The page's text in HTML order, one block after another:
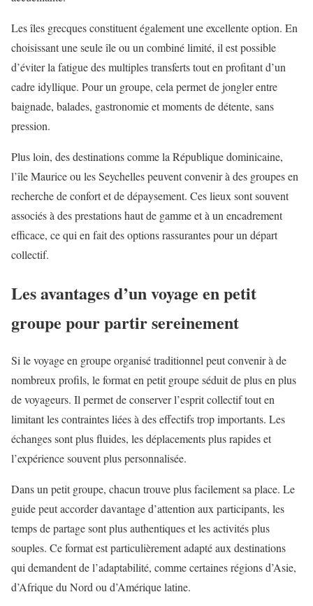
Les îles grecques constituent également une excellente option. En
choisissant une seule île ou un combiné limité, il est possible
d’éviter la fatigue des multiples transferts tout en profitant d’un
cadre idyllique. Pour un groupe, cela permet de jongler entre
baignade, balades, gastronomie et moments de détente, sans
pression.
Plus loin, des destinations comme la République dominicaine,
l’île Maurice ou les Seychelles peuvent convenir à des groupes en
recherche de confort et de dépaysement. Ces lieux sont souvent
associés à des prestations haut de gamme et à un encadrement
efficace, ce qui en fait des options rassurantes pour un départ
collectif.
Les avantages d’un voyage en petit
groupe pour partir sereinement
Si le voyage en groupe organisé traditionnel peut convenir à de
nombreux profils, le format en petit groupe séduit de plus en plus
de voyageurs. Il permet de conserver l’esprit collectif tout en
limitant les contraintes liées à des effectifs trop importants. Les
échanges sont plus fluides, les déplacements plus rapides et
l’expérience souvent plus personnalisée.
Dans un petit groupe, chacun trouve plus facilement sa place. Le
guide peut accorder davantage d’attention aux participants, les
temps de partage sont plus authentiques et les activités plus
souples. Ce format est particulièrement adapté aux destinations
qui demandent de l’adaptabilité, comme certaines régions d’Asie,
d’Afrique du Nord ou d’Amérique latine.